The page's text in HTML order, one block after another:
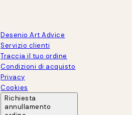
Desenio Art Advice
Servizio clienti
Traccia il tuo ordine
Condizioni di acquisto
Privacy
Cookies
Richiesta
annullamento